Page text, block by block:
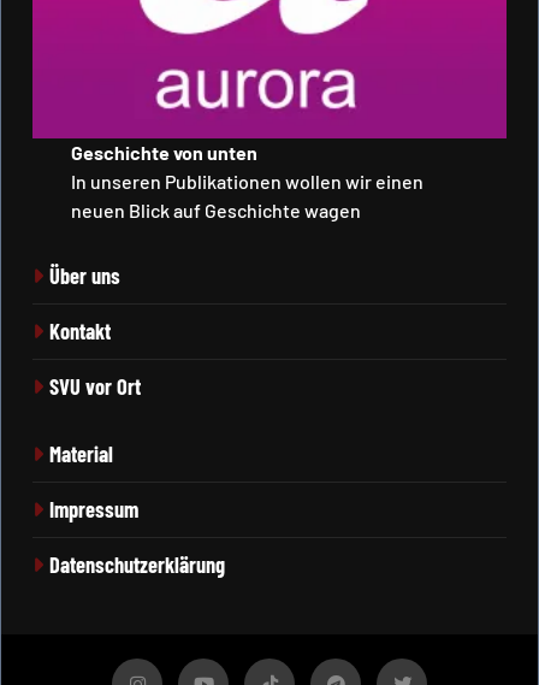
Geschichte von unten
In unseren Publikationen wollen wir einen
neuen Blick auf Geschichte wagen
Über uns
Kontakt
SVU vor Ort
Material
Impressum
Datenschutzerklärung